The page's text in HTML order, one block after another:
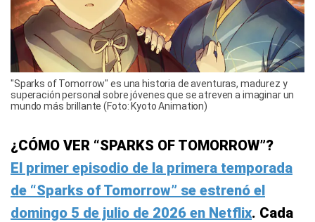
"Sparks of Tomorrow" es una historia de aventuras, madurez y
superación personal sobre jóvenes que se atreven a imaginar un
mundo más brillante (Foto: Kyoto Animation)
¿CÓMO VER “SPARKS OF TOMORROW”?
El primer episodio de la primera temporada
de “Sparks of Tomorrow” se estrenó el
domingo 5 de julio de 2026 en Netflix. Cada